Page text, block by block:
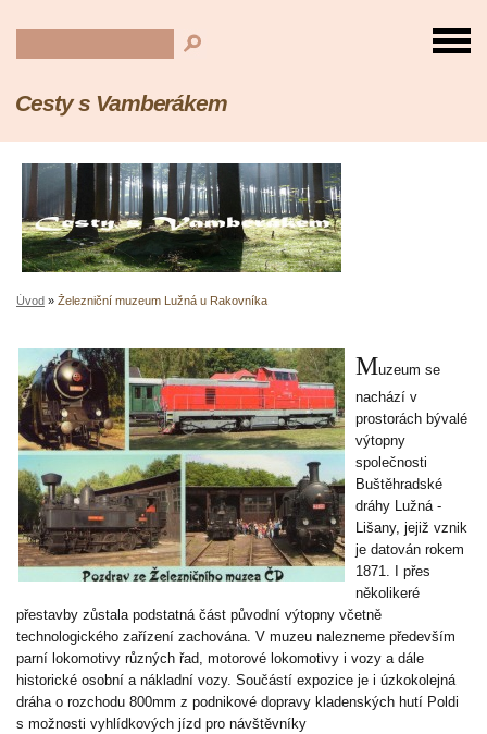
Cesty s Vamberákem
Úvod » Železniční muzeum Lužná u Rakovníka
Muzeum se
nachází v
prostorách bývalé
výtopny
společnosti
Buštěhradské
dráhy Lužná -
Lišany, jejiž vznik
je datován rokem
1871. I přes
několikeré
přestavby zůstala podstatná část původní výtopny včetně
technologického zařízení zachována. V muzeu nalezneme především
parní lokomotivy různých řad, motorové lokomotivy i vozy a dále
historické osobní a nákladní vozy. Součástí expozice je i úzkokolejná
dráha o rozchodu 800mm z podnikové dopravy kladenských hutí Poldi
s možnosti vyhlídkových jízd pro návštěvníky